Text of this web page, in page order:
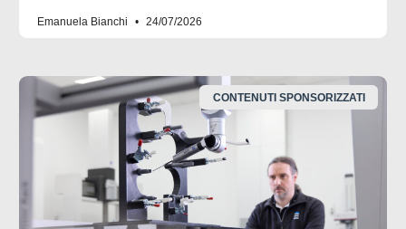
Emanuela Bianchi 24/07/2026
CONTENUTI SPONSORIZZATI